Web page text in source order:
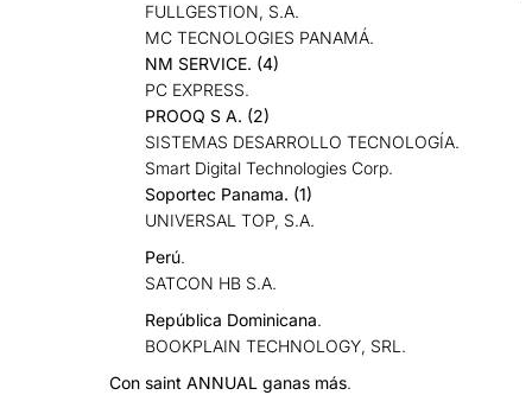
FULLGESTION, S.A.
MC TECNOLOGIES PANAMÁ.
NM SERVICE. (4)
PC EXPRESS.
PROOQ S A. (2)
SISTEMAS DESARROLLO TECNOLOGÍA.
Smart Digital Technologies Corp.
Soportec Panama. (1)
UNIVERSAL TOP, S.A.
Perú.
SATCON HB S.A.
República Dominicana.
BOOKPLAIN TECHNOLOGY, SRL.
Con saint ANNUAL ganas más.